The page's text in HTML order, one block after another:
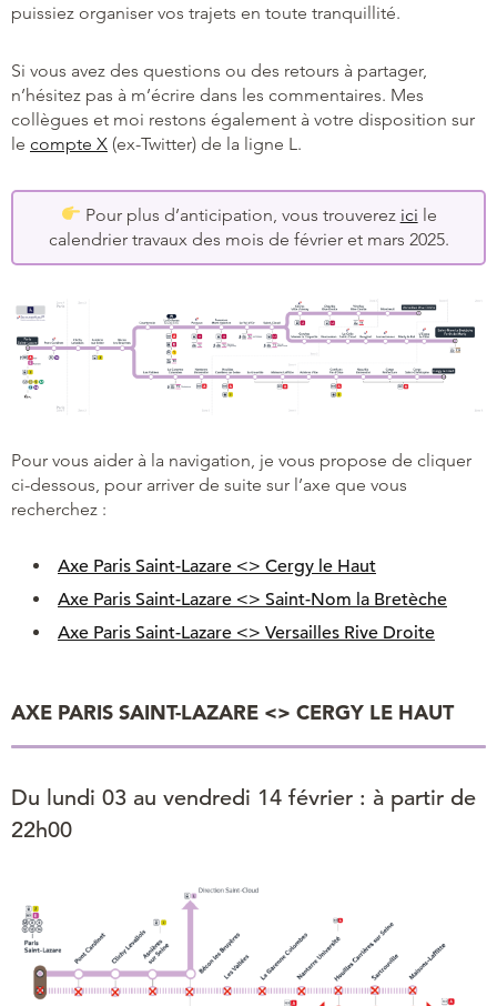
puissiez organiser vos trajets en toute tranquillité.
Si vous avez des questions ou des retours à partager,
n’hésitez pas à m’écrire dans les commentaires. Mes
collègues et moi restons également à votre disposition sur
le compte X (ex-Twitter) de la ligne L.
Pour plus d’anticipation, vous trouverez ici le
calendrier travaux des mois de février et mars 2025.
Pour vous aider à la navigation, je vous propose de cliquer
ci-dessous, pour arriver de suite sur l’axe que vous
recherchez :
Axe Paris Saint-Lazare <> Cergy le Haut
Axe Paris Saint-Lazare <> Saint-Nom la Bretèche
Axe Paris Saint-Lazare <> Versailles Rive Droite
AXE PARIS SAINT-LAZARE <> CERGY LE HAUT
Du lundi 03 au vendredi 14 février : à partir de
22h00